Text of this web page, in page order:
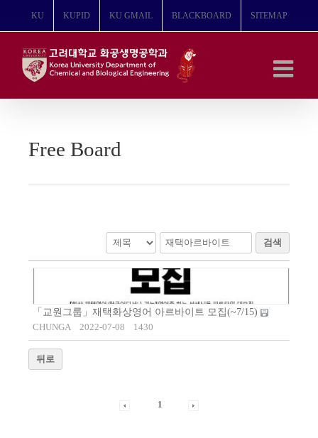
뛰
KU KUPID KU GMAIL BLACKBOARD SITEMAP
Free Board
검색
「교원그룹」재택화상영어 아르바이트 모집(~7/15)
CHUNGA
2022-07-08 1430
뒤로
1